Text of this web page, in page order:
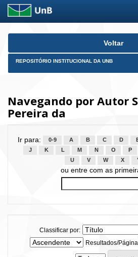
Skip
Voltar
REPOSITÓRIO INSTITUCIONAL DA UNB
Navegando por Autor
Pereira da
Ir para: 0-9 A B C D
J
K L M N O P
U
V W X
ou entre com as
Classificar por:
Resultados/Página